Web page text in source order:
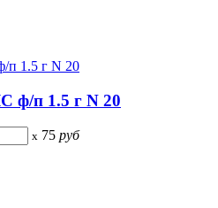
ф/п 1.5 г N 20
x 75 руб